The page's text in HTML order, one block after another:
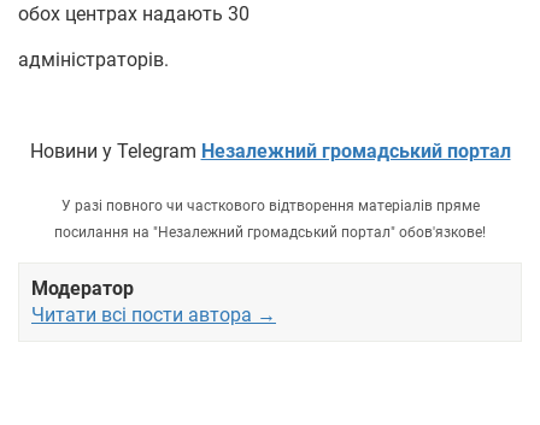
обох центрах надають 30
адміністраторів.
Новини у Telegram Незалежний громадський портал
У разі повного чи часткового відтворення матеріалів пряме
посилання на "Незалежний громадський портал" обов'язкове!
Модератор
Читати всі пости автора →